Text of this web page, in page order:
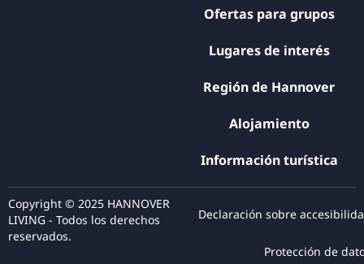
Ofertas para grupos
Lugares de interés
Región de Hannover
Alojamiento
Información turística
Copyright © 2025 HANNOVER
LIVING - Todos los derechos
reservados.
Declaración sobre
Protección de